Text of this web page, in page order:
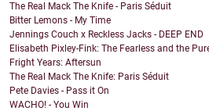
The Real Mack The Knife - Paris Séduit
Bitter Lemons - My Time
Jennings Couch x Reckless Jacks - DEEP END
Elisabeth Pixley-Fink: The Fearless and the
Fright Years: Aftersun
The Real Mack The Knife: Paris Séduit
Pete Davies - Pass it On
WACHO! - You Win